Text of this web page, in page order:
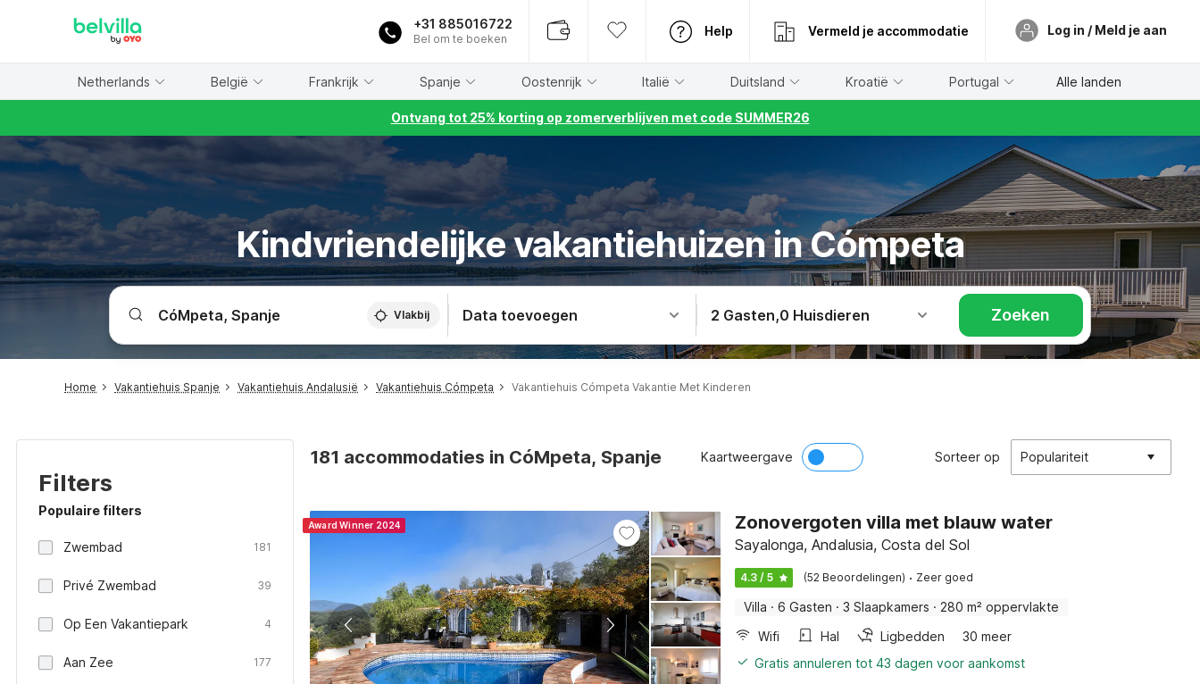
+31 885016722
Bel om te boeken
Help Vermeld je accommodatie Log in / Meld je aan
Netherlands België Frankrijk Spanje Oostenrijk Italië Duitsland Kroatië Portugal Alle landen
Ontvang tot 25% korting op zomerverblijven met code SUMMER26
Kindvriendelijke vakantiehuizen in Cómpeta
Vlakbij Data toevoegen 2 Gasten,0 Huisdieren Zoeken
Home Vakantiehuis Spanje Vakantiehuis Andalusië Vakantiehuis Cómpeta Vakantiehuis Cómpeta Vakantie Met Kinderen
Filters
Populaire filters
Zwembad 181
Privé Zwembad 39
Op Een Vakantiepark 4
Aan Zee 177
181 accommodaties in CóMpeta, Spanje Kaartweergave Sorteer op Populariteit
Award Winner 2024 Zonovergoten villa met blauw water
Sayalonga, Andalusia, Costa del Sol
4.3 / 5 (52 Beoordelingen) · Zeer goed
Villa · 6 Gasten · 3 Slaapkamers · 280 m² oppervlakte
Wifi
Hal Ligbedden
30 meer
Gratis annuleren tot 43 dagen voor aankomst